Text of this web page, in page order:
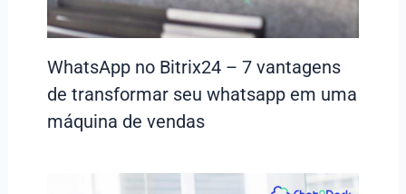
WhatsApp no Bitrix24 – 7 vantagens
de transformar seu whatsapp em uma
máquina de vendas